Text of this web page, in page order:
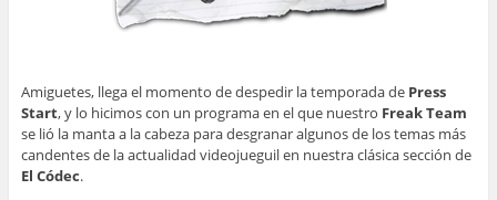
Amiguetes, llega el momento de despedir la temporada de Press
Start, y lo hicimos con un programa en el que nuestro Freak Team
se lió la manta a la cabeza para desgranar algunos de los temas más
candentes de la actualidad videojueguil en nuestra clásica sección de
El Códec.